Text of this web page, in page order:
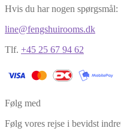
Hvis du har nogen spørgsmål:
line@fengshuirooms.dk
Tlf. +45 25 67 94 62
Følg med
Følg vores rejse i bevidst